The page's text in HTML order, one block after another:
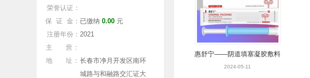
荣誉认证：
保 证 金： 已缴纳 0.00 元
注册年份： 2021
主 营：
地 址： 长春市净月开发区南环
城路与和融路交汇证大
惠舒宁——阴道填塞凝胶敷料
2024-05-11